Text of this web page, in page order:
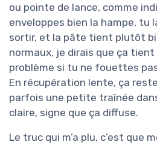
ou pointe de lance, comme
enveloppes bien la hampe, tu
sortir, et la pâte tient plutôt
normaux, je dirais que ça
problème si tu ne fouettes
En récupération lente, ça
parfois une petite traînée
claire, signe que ça diffuse.
Le truc qui m’a plu, c’est que